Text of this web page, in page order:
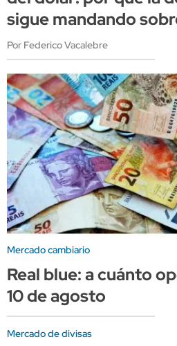
sigue mandando
Por Federico Vacalebre
Mercado cambiario
Real blue: a cuánto
10 de agosto
Mercado de divisas